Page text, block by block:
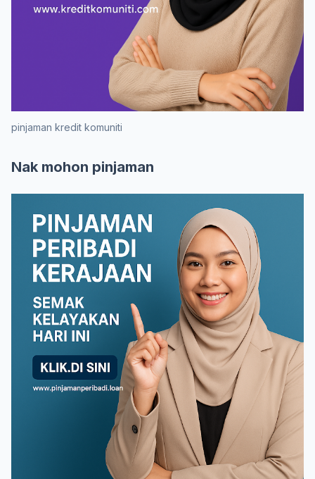
pinjaman kredit komuniti
Nak mohon pinjaman